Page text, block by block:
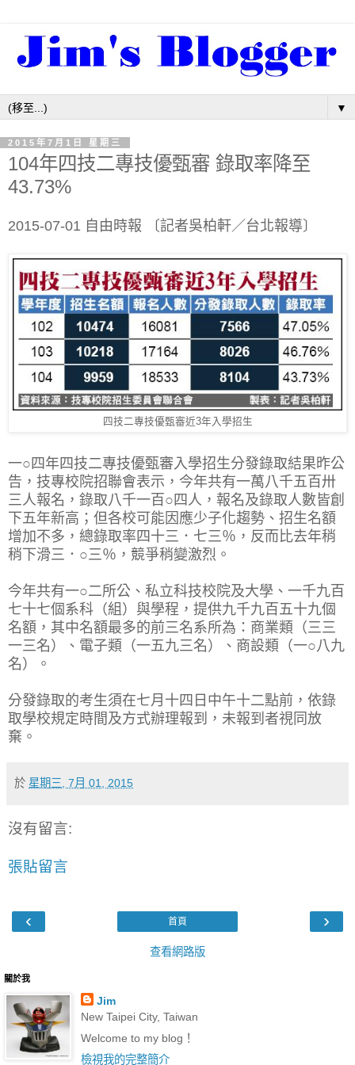
▼
2015年7月1日 星期三
104年四技二專技優甄審 錄取率降至
43.73%
2015-07-01 自由時報 〔記者吳柏軒／台北報導〕
四技二專技優甄審近3年入學招生
一○四年四技二專技優甄審入學招生分發錄取結果昨公
告，技專校院招聯會表示，今年共有一萬八千五百卅
三人報名，錄取八千一百○四人，報名及錄取人數皆創
下五年新高；但各校可能因應少子化趨勢、招生名額
增加不多，總錄取率四十三．七三％，反而比去年稍
稍下滑三．○三％，競爭稍變激烈。
今年共有一○二所公、私立科技校院及大學、一千九百
七十七個系科（組）與學程，提供九千九百五十九個
名額，其中名額最多的前三名系所為：商業類（三三
一三名）、電子類（一五九三名）、商設類（一○八九
名）。
分發錄取的考生須在七月十四日中午十二點前，依錄
取學校規定時間及方式辦理報到，未報到者視同放
棄。
於 星期三, 7月 01, 2015
沒有留言:
張貼留言
‹ ›
首頁
查看網路版
關於我
Jim
New Taipei City, Taiwan
Welcome to my blog！
檢視我的完整簡介